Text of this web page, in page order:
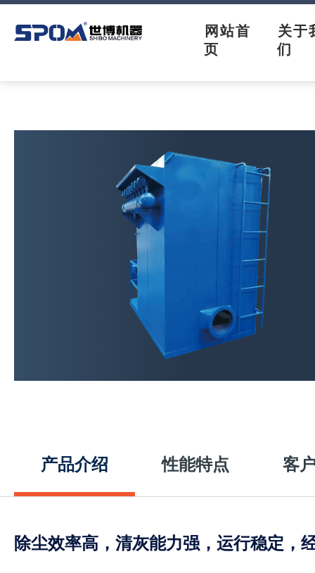
网站首
页
关于
们
产品介绍 性能特点 客
除尘效率高，清灰能力强，运行稳定，